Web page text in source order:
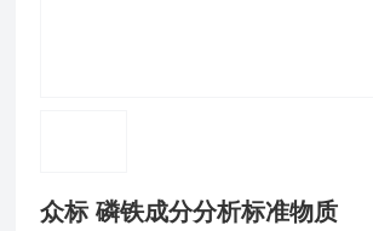
众标 磷铁成分分析标准物质